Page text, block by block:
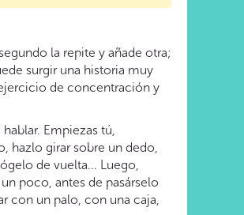
la repite y añade otra;
surgir una historia muy
de concentración y
Empiezas tú,
hazlo girar sobre un dedo,
de vuelta... Luego,
poco, antes de pasárselo
con un palo, con una caja,